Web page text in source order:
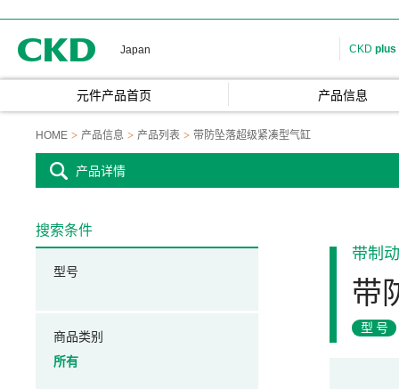
Japan CKD plus
元件产品首页 产品信息
HOME 产品信息 产品列表 带防坠落超级紧凑型气缸
产品详情
带制
带
型号
搜索条件
型号
商品类别
所有